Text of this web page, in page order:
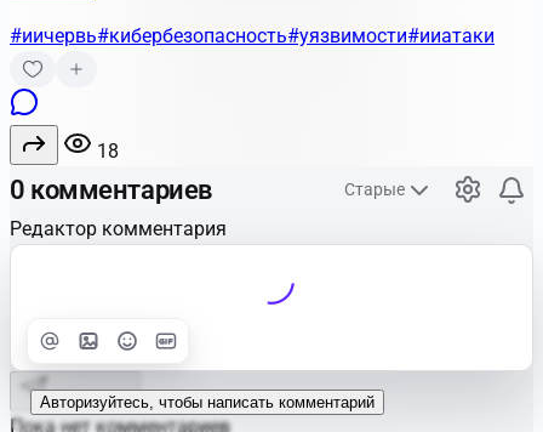
#иичервь#кибербезопасность#уязвимости#ииатаки
18
0 комментариев Старые
Редактор комментария
Улучшить
Авторизуйтесь, чтобы написать комментарий
Отправить
Пока нет комментариев